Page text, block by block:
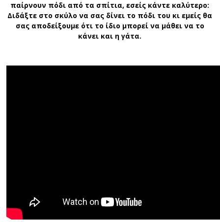
παίρνουν πόδι από τα σπίτια, εσείς κάντε καλύτερο:
Διδάξτε στο σκύλο να σας δίνει το πόδι του κι εμείς θα
σας αποδείξουμε ότι το ίδιο μπορεί να μάθει να το
κάνει και η γάτα.